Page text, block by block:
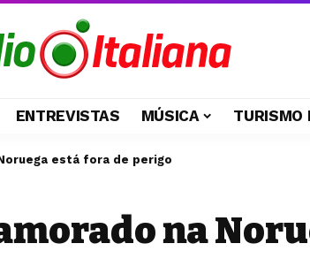
ENTREVISTAS MÚSICA TURISMO
está fora de perigo
na